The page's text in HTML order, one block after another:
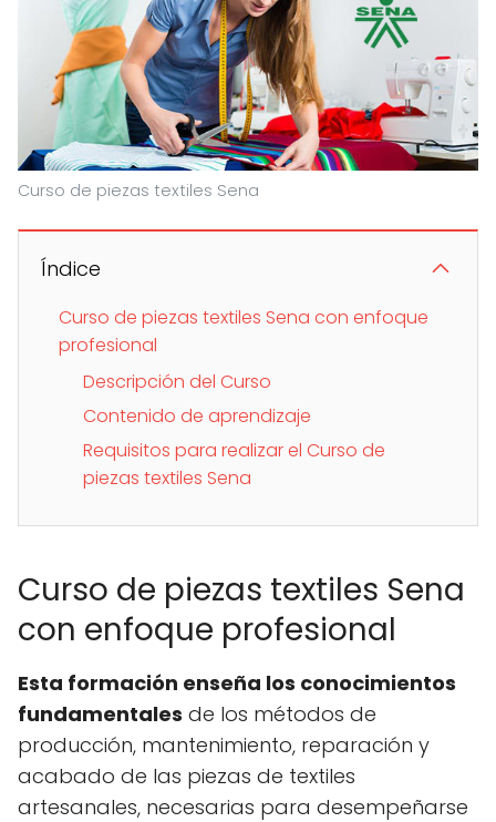
Curso de piezas textiles Sena
Índice
Curso de piezas textiles Sena con enfoque
profesional
Descripción del Curso
Contenido de aprendizaje
Requisitos para realizar el Curso de
piezas textiles Sena
Curso de piezas textiles Sena
con enfoque profesional
Esta formación enseña los conocimientos
fundamentales de los métodos de
producción, mantenimiento, reparación y
acabado de las piezas de textiles
artesanales, necesarias para desempeñarse